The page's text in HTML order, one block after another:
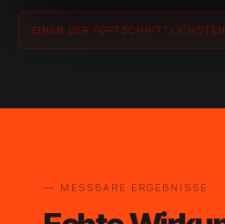
EINER DER
— MESSBARE ERGEBNISSE